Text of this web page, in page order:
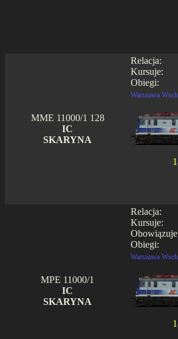
Relacja:
Kursuje:
Obiegi:
MME 11000/1 128
IC
SKARYNA
Warszawa
Relacja:
Kursuje:
Obiegi:
MPE 11000/1
IC
SKARYNA
Warszawa